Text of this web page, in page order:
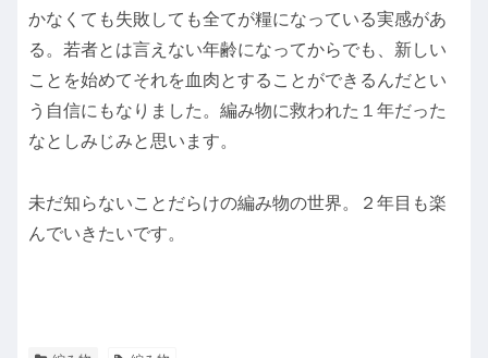
かなくても失敗しても全てが糧になっている実感があ
る。若者とは言えない年齢になってからでも、新しい
ことを始めてそれを血肉とすることができるんだとい
う自信にもなりました。編み物に救われた１年だった
なとしみじみと思います。
未だ知らないことだらけの編み物の世界。２年目も楽
んでいきたいです。